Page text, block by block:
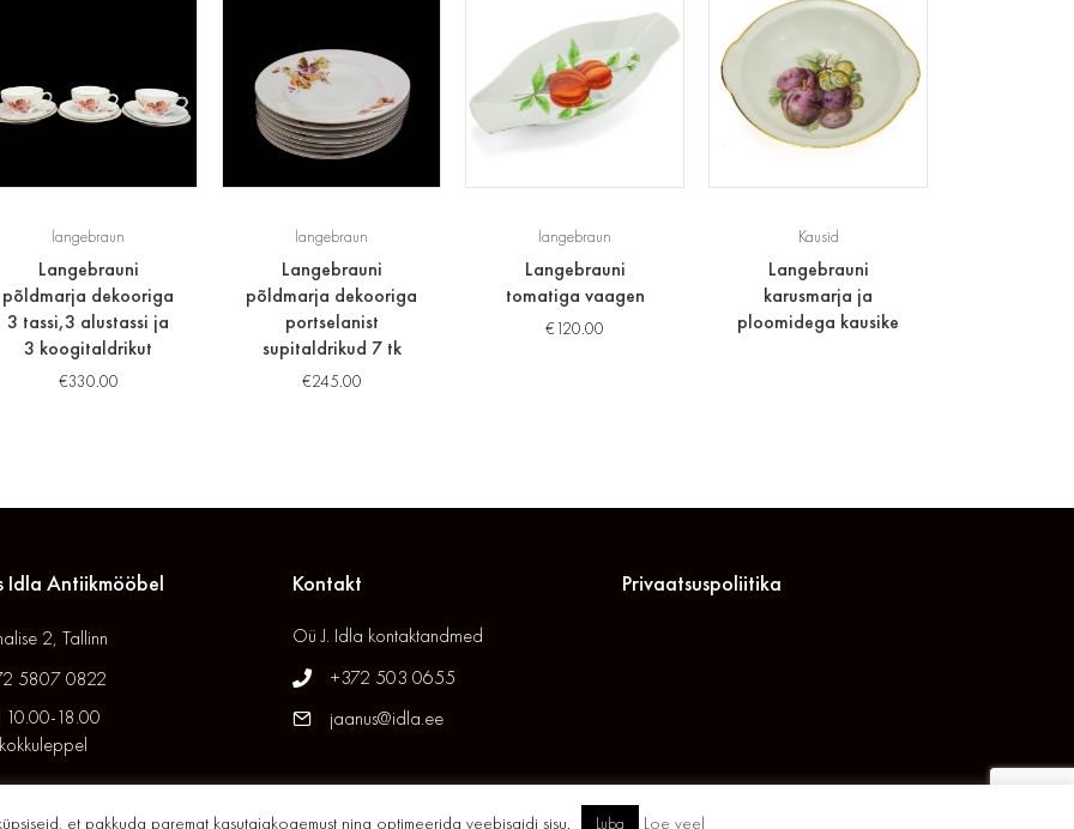
langebraun
Langebrauni
põldmarja dekooriga
3 tassi,3 alustassi ja
3 koogitaldrikut
€330.00
langebraun
Langebrauni
põldmarja dekooriga
portselanist
supitaldrikud 7 tk
€245.00
langebraun
Langebrauni
tomatiga vaagen
€120.00
Kausid
Langebrauni
karusmarja ja
ploomidega kausike
Idla Antiikmööbel
2, Tallinn
5807 0822
10.00-18.00
Kontakt
Oü J. Idla kontaktandmed
+372 503 0655
jaanus@idla.ee
Privaatsuspoliitika
et pakkuda paremat kasutajakogemust ning optimeerida veebisaidi sisu. Luba Loe veel